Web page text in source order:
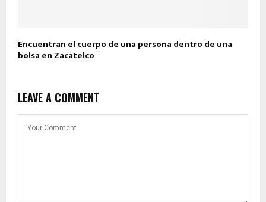
Encuentran el cuerpo de una persona dentro de una
bolsa en Zacatelco
LEAVE A COMMENT